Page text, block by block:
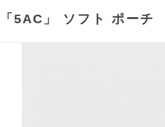
「5AC」 ソフト ポーチ